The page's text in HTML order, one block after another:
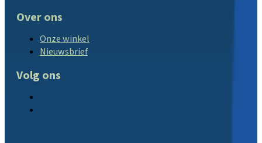
Over ons
Onze winkel
Nieuwsbrief
Volg ons